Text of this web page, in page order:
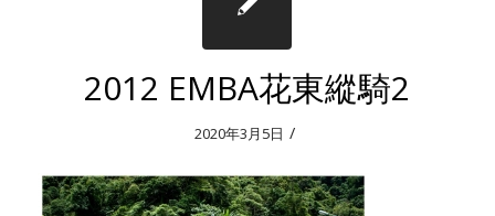
2012 EMBA花東縱騎2
2020年3月5日 /